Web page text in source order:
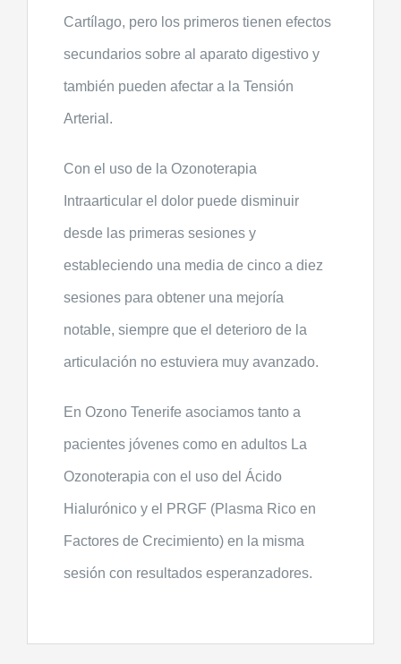
Cartílago, pero los primeros tienen efectos
secundarios sobre al aparato digestivo y
también pueden afectar a la Tensión
Arterial.
Con el uso de la Ozonoterapia
Intraarticular el dolor puede disminuir
desde las primeras sesiones y
estableciendo una media de cinco a diez
sesiones para obtener una mejoría
notable, siempre que el deterioro de la
articulación no estuviera muy avanzado.
En Ozono Tenerife asociamos tanto a
pacientes jóvenes como en adultos La
Ozonoterapia con el uso del Ácido
Hialurónico y el PRGF (Plasma Rico en
Factores de Crecimiento) en la misma
sesión con resultados esperanzadores.